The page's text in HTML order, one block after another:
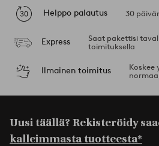
Helppo palautus 30
Express
Saat pakettisi
toimituksella
Ilmainen toimitus
Koskee
Uusi täällä? Rekisteröidy
kalleimmasta tuotteesta*